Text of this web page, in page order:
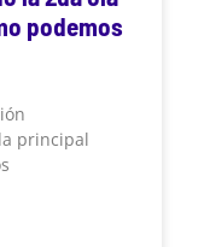
podemos
principal